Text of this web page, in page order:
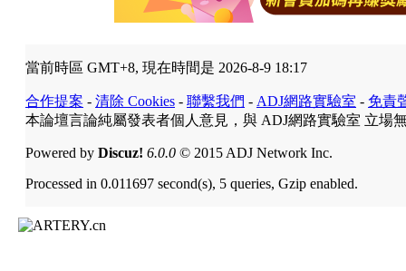
當前時區 GMT+8, 現在時間是 2026-8-9 18:17
合作提案 - 清除 Cookies - 聯繫我們 - ADJ網路實驗室 - 免責
本論壇言論純屬發表者個人意見，與 ADJ網路實驗室 立場
Powered by Discuz! 6.0.0 © 2015 ADJ Network Inc.
Processed in 0.011697 second(s), 5 queries, Gzip enabled.